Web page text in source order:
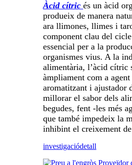
Àcid cítric és un àcid
produeix de manera
ara llimones, llimes i
component clau del
essencial per a la
organismes vius. A la
alimentària, l’àcid cítric
àmpliament com a agent
aromatitzant i ajustador
millorar el sabor dels
begudes, fent -les més
que també impedeix la
inhibint el creixement
investigaciódetall